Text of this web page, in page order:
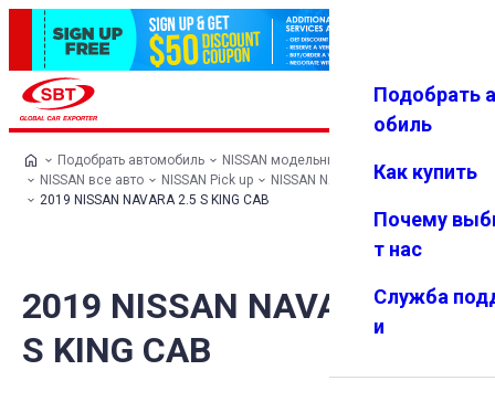
Избранн
Меню
Подобрать
обиль
Как купить
Почему
т нас
Служба
и
Подобрать автомобиль
NISSAN модельный ряд
NISSAN все авто
NISSAN Pick up
NISSAN NAVARA
2019 NISSAN NAVARA 2.5 S KING CAB
2019 NISSAN NAVARA 2.5
S KING CAB